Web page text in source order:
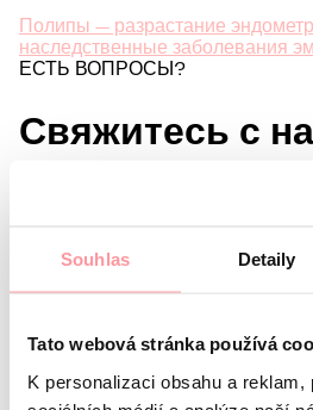
Souhlas Detaily
Tato webová stránka používá
K personalizaci obsahu a
Полипы — разрастание
наследственные заболевания
ЕСТЬ ВОПРОСЫ?
Свяжитесь с
Меня интересует